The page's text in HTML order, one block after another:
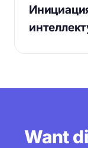
Want